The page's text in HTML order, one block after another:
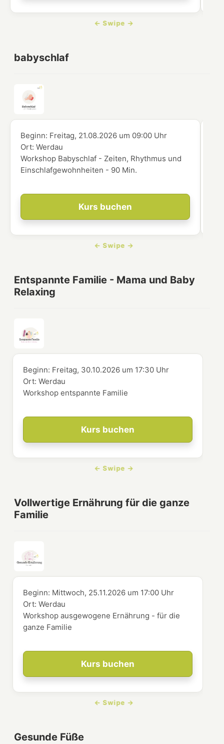
babyschlaf
Kurs buchen
Beginn: Freitag, 21.08.2026 um 09:00 Uhr
Ort:Werdau
Workshop Babyschlaf - Zeiten, Rhythmus und
Einschlafgewohnheiten - 90 Min.
Entspannte Familie - Mama und Baby
Relaxing
Kurs buchen
Beginn: Freitag, 30.10.2026 um 17:30 Uhr
Ort:Werdau
Workshop entspannte Familie
Vollwertige Ernährung für die ganze
Familie
Kurs buchen
Beginn: Mittwoch, 25.11.2026 um 17:00 Uhr
Ort:Werdau
Workshop ausgewogene Ernährung - für die
ganze Familie
Gesunde Füße